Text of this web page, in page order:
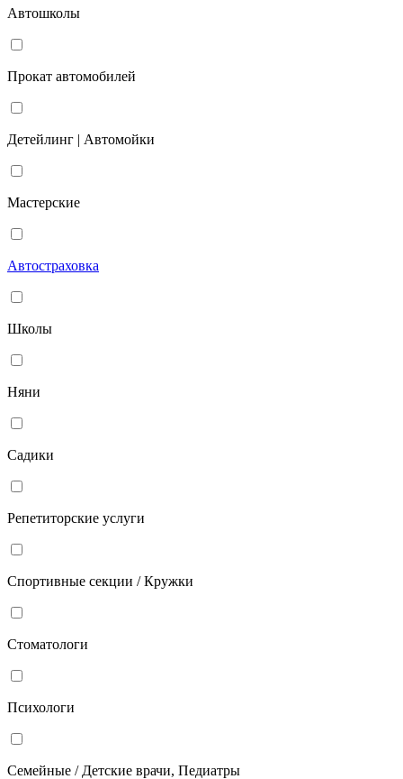
Автошколы
Прокат автомобилей
Детейлинг | Автомойки
Мастерские
Автостраховка
Школы
Няни
Садики
Репетиторские услуги
Спортивные секции / Кружки
Стоматологи
Психологи
Семейные / Детские врачи, Педиатры